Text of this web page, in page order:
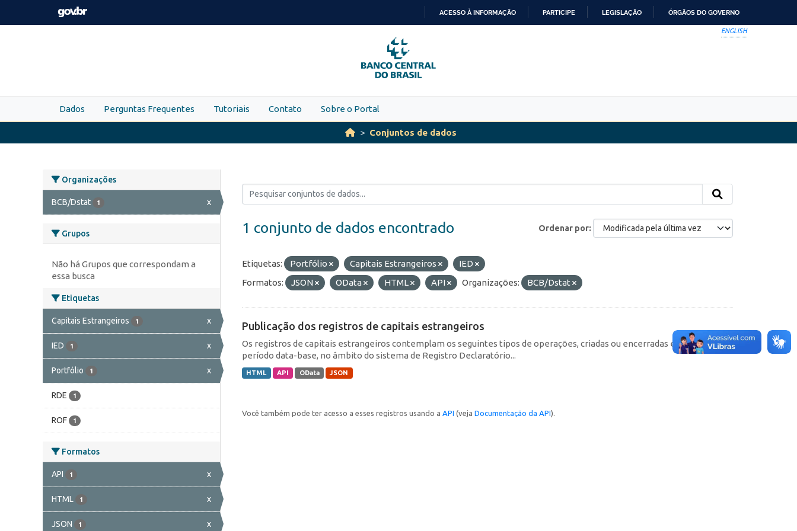
Skip to main content
PARA
O
CONTEÚDO
ACESSO À INFORMAÇÃO PARTICIPE LEGISLAÇÃO ÓRGÃOS DO GOVERNO
ENGLISH
Dados Perguntas Frequentes Tutoriais Contato Sobre o Portal
Conjuntos de dados
Organizações
BCB/Dstat 1 x
Grupos
Não há Grupos que correspondam a
essa busca
Etiquetas
Capitais Estrangeiros 1 x
IED 1 x
Portfólio 1 x
RDE 1
ROF 1
Formatos
API 1 x
HTML 1 x
JSON 1 x
Ordenar por
1 conjunto de dados encontrado
Etiquetas: Portfólio Capitais Estrangeiros
IED
Formatos:
JSON OData HTML API Organizações: BCB/Dstat
Publicação dos registros de capitais estrangeiros
Os registros de capitais estrangeiros contemplam os seguintes tipos de operações, criadas ou encerradas em cada
período data-base, no âmbito do sistema de Registro Declaratório...
HTML API OData JSON
Você também pode ter acesso a esses registros usando a API (veja Documentação da API).